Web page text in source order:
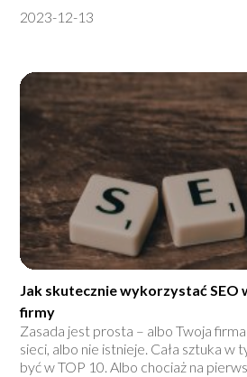
2023-12-13
Jak skutecznie wykorzystać SEO
firmy
Zasada jest prosta – albo Twoja
sieci, albo nie istnieje. Cała sztuka w
być w TOP 10. Albo chociaż na